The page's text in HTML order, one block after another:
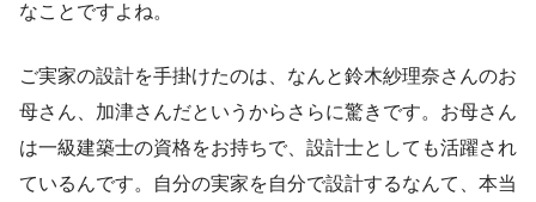
なことですよね。
ご実家の設計を手掛けたのは、なんと鈴木紗理奈さんのお
母さん、加津さんだというからさらに驚きです。お母さん
は一級建築士の資格をお持ちで、設計士としても活躍され
ているんです。自分の実家を自分で設計するなんて、本当